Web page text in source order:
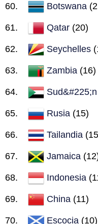
Botswana
Qatar (20)
Seychelles
Zambia (16)
Sud&#225;n
Rusia (15)
Tailandia
Jamaica
Indonesia
China (11)
Escocia (10)